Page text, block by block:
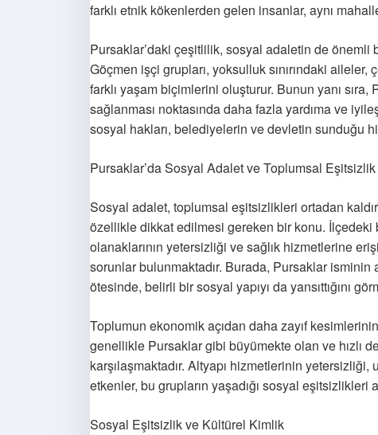
farklı etnik kökenlerden gelen insanlar, aynı
Pursaklar’daki çeşitlilik, sosyal adaletin de önemli
Göçmen işçi grupları, yoksulluk sınırındaki
farklı yaşam biçimlerini oluşturur. Bunun yanı
sağlanması noktasında daha fazla yardıma ve
sosyal hakları, belediyelerin ve devletin sunduğu
Pursaklar’da Sosyal Adalet ve Toplumsal Eşitsizlik
Sosyal adalet, toplumsal eşitsizlikleri ortadan
özellikle dikkat edilmesi gereken bir konu. İlçedeki
olanaklarının yetersizliği ve sağlık hizmetlerine
sorunlar bulunmaktadır. Burada, Pursaklar isminin
ötesinde, belirli bir sosyal yapıyı da yansıttığını
Toplumun ekonomik açıdan daha zayıf
genellikle Pursaklar gibi büyümekte olan ve hızlı
karşılaşmaktadır. Altyapı hizmetlerinin
etkenler, bu grupların yaşadığı sosyal eşitsizlikleri
Sosyal Eşitsizlik ve Kültürel Kimlik